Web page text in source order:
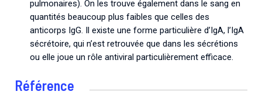
pulmonaires). On les trouve également dans le sang en
quantités beaucoup plus faibles que celles des
anticorps IgG. Il existe une forme particulière d’IgA, l’IgA
sécrétoire, qui n’est retrouvée que dans les sécrétions
ou elle joue un rôle antiviral particulièrement efficace.
Référence